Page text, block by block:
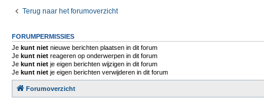
Terug naar het forumoverzicht
FORUMPERMISSIES
Je kunt niet nieuwe berichten plaatsen in dit forum
Je kunt niet reageren op onderwerpen in dit forum
Je kunt niet je eigen berichten wijzigen in dit forum
Je kunt niet je eigen berichten verwijderen in dit forum
Forumoverzicht